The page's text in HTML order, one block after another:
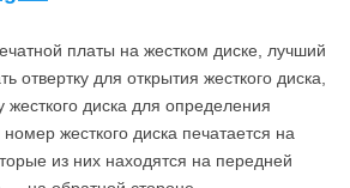
платы на жестком диске, лучший
отвертку для открытия жесткого диска,
жесткого диска для определения
жесткого диска печатается на
из них находятся на передней